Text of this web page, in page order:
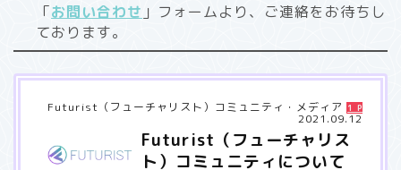
「お問い合わせ 」フォームより、ご連絡をお待ちし
ております。
Futurist（フューチャリスト）コミュニティ・メディア 1 Pocket
2021.09.12
Futurist（フューチャリス
ト）コミュニティについて